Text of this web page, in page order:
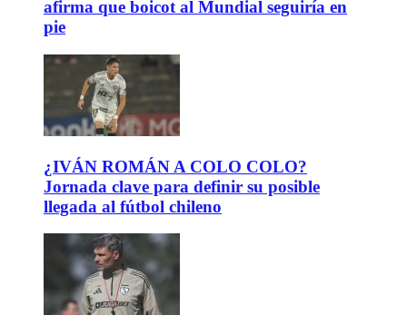
afirma que boicot al Mundial seguiría en
pie
¿IVÁN ROMÁN A COLO COLO?
Jornada clave para definir su posible
llegada al fútbol chileno